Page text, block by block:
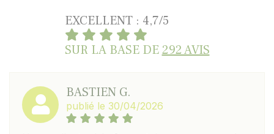
EXCELLENT : 4,7/5
SUR LA BASE DE292 AVIS
BASTIEN G.
publié le 30/04/2026